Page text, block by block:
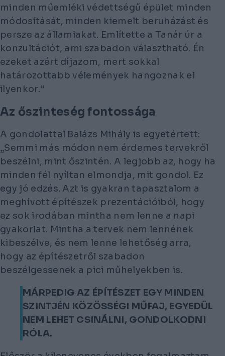
minden műemléki védettségű épület minden
módosítását, minden kiemelt beruházást és
persze az államiakat. Említette a Tanár úr a
konzultációt, ami szabadon választható. Én
ezeket azért díjazom, mert sokkal
határozottabb vélemények hangoznak el
ilyenkor.”
Az őszinteség fontossága
A gondolattal Balázs Mihály is egyetértett:
„Semmi más módon nem érdemes tervekről
beszélni, mint őszintén. A legjobb az, hogy ha
minden fél nyíltan elmondja, mit gondol. Ez
egy jó edzés. Azt is gyakran tapasztalom a
meghívott építészek prezentációiból, hogy
ez sok irodában mintha nem lenne a napi
gyakorlat. Mintha a tervek nem lennének
kibeszélve, és nem lenne lehetőség arra,
hogy az építészetről szabadon
beszélgessenek a pici műhelyekben is.
MÁRPEDIG AZ ÉPÍTÉSZET EGY MINDEN
SZINTJÉN KÖZÖSSÉGI MŰFAJ, EGYEDÜL
NEM LEHET CSINÁLNI, GONDOLKODNI
RÓLA.